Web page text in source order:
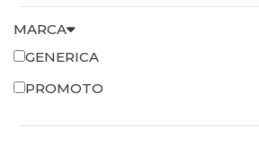
MARCA
GENERICA
PROMOTO